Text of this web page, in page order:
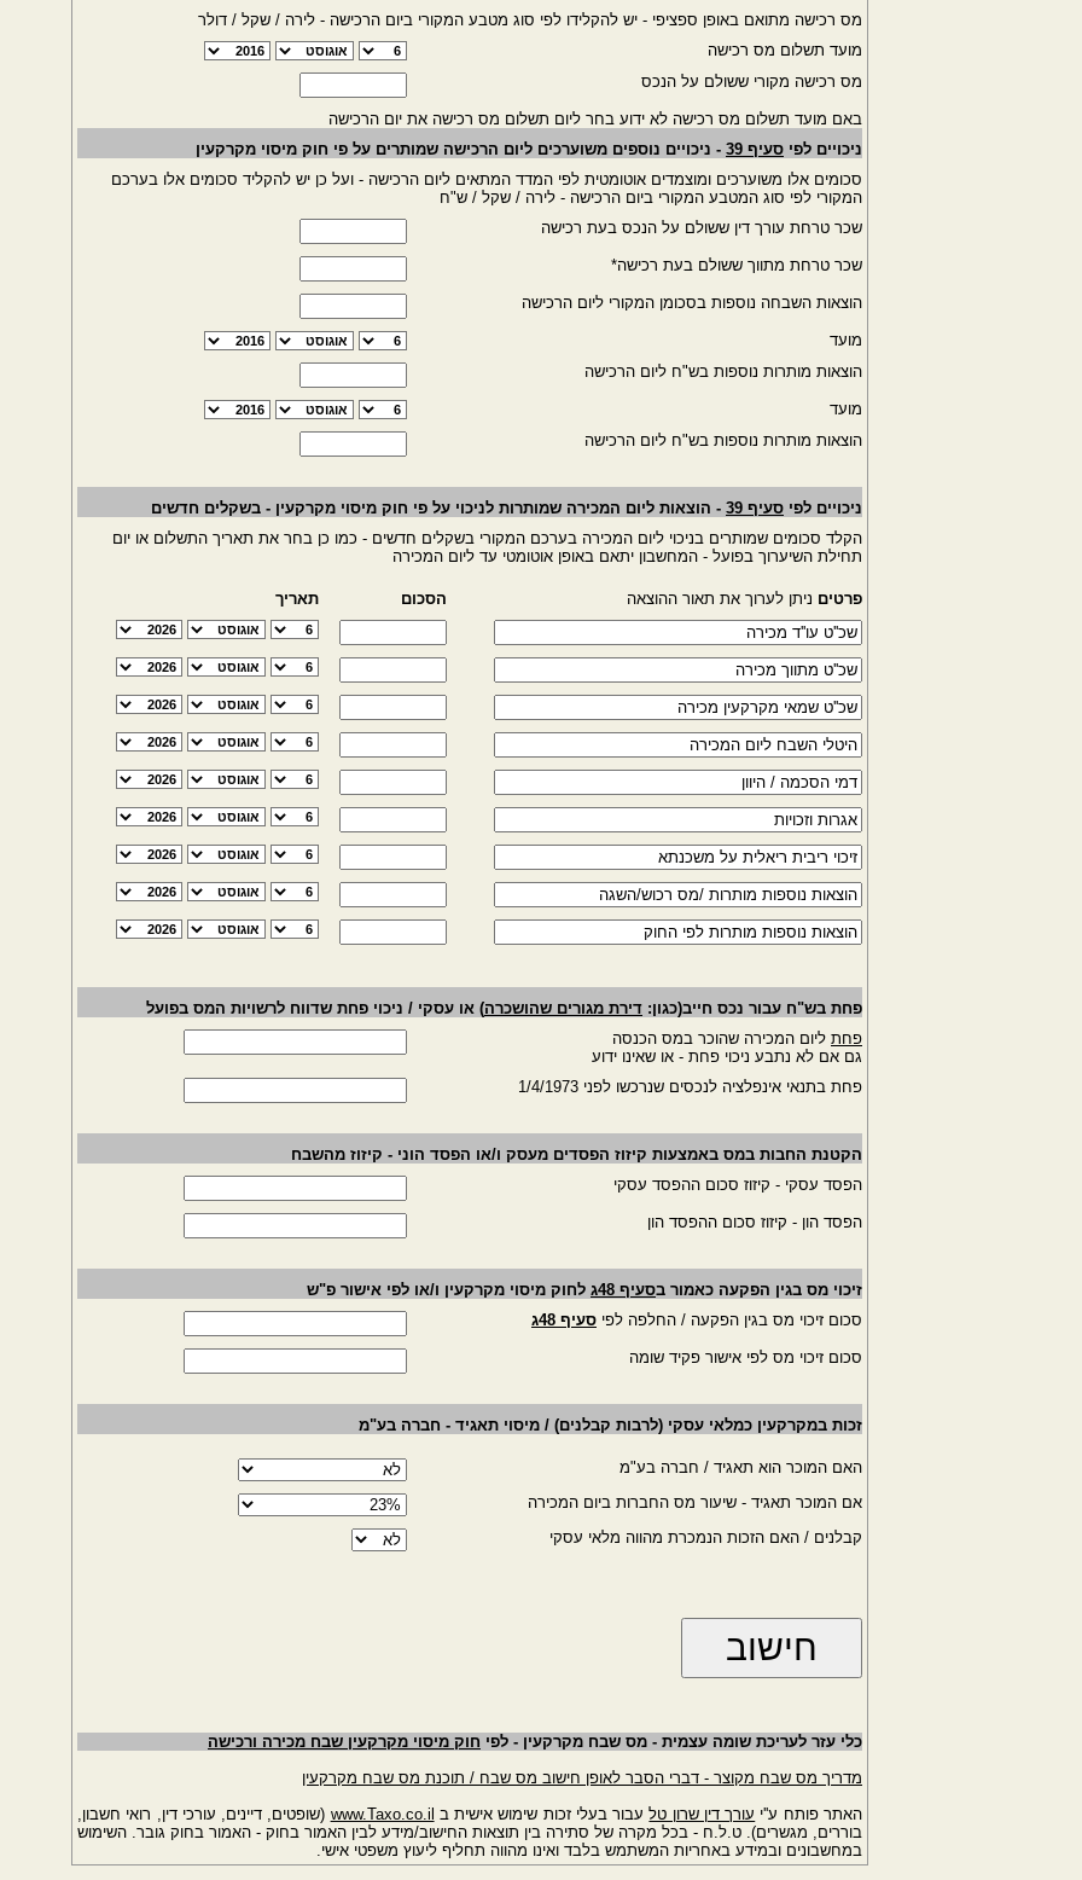
מס רכישה מתואם באופן ספציפי - יש להקלידו לפי סוג מטבע המקורי ביום הרכישה - לירה / שקל / דולר
מועד תשלום מס רכישה
מס רכישה מקורי ששולם על הנכס
באם מועד תשלום מס רכישה לא ידוע בחר ליום תשלום מס רכישה את יום הרכישה
ניכויים לפי סעיף 39
- ניכויים נוספים משוערכים ליום הרכישה שמותרים על פי חוק מיסוי מקרקעין
סכומים אלו משוערכים ומוצמדים אוטומטית לפי המדד המתאים ליום הרכישה - ועל כן יש להקליד סכומים אלו בערכם
המקורי לפי סוג המטבע המקורי ביום הרכישה - לירה / שקל / ש"ח
שכר טרחת עורך דין ששולם על הנכס בעת רכישה
שכר טרחת מתווך ששולם בעת רכישה*
הוצאות השבחה נוספות בסכומן המקורי ליום הרכישה
מועד
הוצאות מותרות נוספות בש"ח ליום הרכישה
מועד
הוצאות מותרות נוספות בש"ח ליום הרכישה
ניכויים לפי סעיף 39
- הוצאות ליום המכירה שמותרות לניכוי על פי חוק מיסוי מקרקעין - בשקלים חדשים
הקלד סכומים שמותרים בניכוי ליום המכירה בערכם המקורי בשקלים חדשים - כמו כן בחר את תאריך התשלום או יום
תחילת השיערוך בפועל - המחשבון יתאם באופן אוטומטי עד ליום המכירה
תאריך הסכום פרטים ניתן לערוך את תאור ההוצאה
פחת בש"ח עבור נכס חייב(כגון: דירת מגורים שהושכרה) או עסקי / ניכוי פחת שדווח לרשויות המס בפועל
פחת ליום המכירה שהוכר במס הכנסה
גם אם לא נתבע ניכוי פחת - או שאינו ידוע
פחת בתנאי אינפלציה לנכסים שנרכשו לפני 1/4/1973
הקטנת החבות במס באמצעות קיזוז הפסדים מעסק ו/או הפסד הוני - קיזוז מהשבח
הפסד עסקי - קיזוז סכום ההפסד עסקי
הפסד הון - קיזוז סכום ההפסד הון
זיכוי מס בגין הפקעה כאמור בסעיף 48ג
לחוק מיסוי מקרקעין ו/או לפי אישור פ"ש
סכום זיכוי מס בגין הפקעה / החלפה לפי סעיף 48ג
סכום זיכוי מס לפי אישור פקיד שומה
זכות במקרקעין כמלאי עסקי (לרבות קבלנים) / מיסוי תאגיד - חברה בע"מ
האם המוכר הוא תאגיד / חברה בע"מ
אם המוכר תאגיד - שיעור מס החברות ביום המכירה
קבלנים / האם הזכות הנמכרת מהווה מלאי עסקי
כלי עזר לעריכת שומה עצמית - מס שבח מקרקעין - לפי חוק מיסוי מקרקעין שבח מכירה ורכישה
מדריך מס שבח מקוצר - דברי הסבר לאופן חישוב מס שבח / תוכנת מס שבח מקרקעין
האתר פותח ע''י עורך דין שרון טלעבור בעלי זכות שימוש אישית ב www.Taxo.co.il (שופטים, דיינים, עורכי דין, רואי חשבון,
בוררים, מגשרים). ט.ל.ח - בכל מקרה של סתירה בין תוצאות החישוב/מידע לבין האמור בחוק - האמור בחוק גובר. השימוש
במחשבונים ובמידע באחריות המשתמש בלבד ואינו מהווה תחליף ליעוץ משפטי אישי.